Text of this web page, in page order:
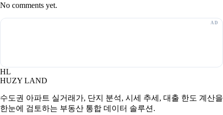
No comments yet.
HL
HUZY LAND
수도권 아파트 실거래가, 단지 분석, 시세 추세, 대출 한도 계산을
한눈에 검토하는 부동산 통합 데이터 솔루션.